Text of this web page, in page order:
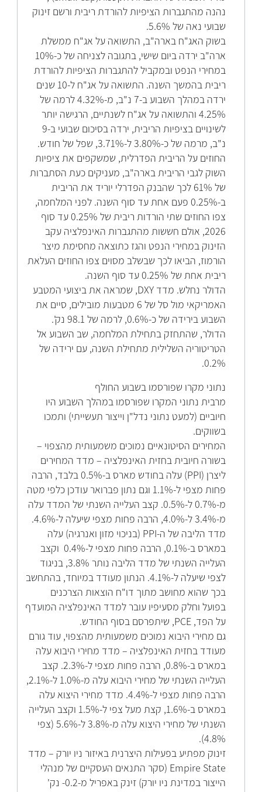
נהנה מהתגברות הציפיות להורדת ריבית ורשם זינוק
שבועי נאה של 5.6%.
בשוק האג"ח בארה"ב, התשואה על אג"ח ממשלת
ארה"ב ירדה ביום שישי, בתגובה לצניחה של כ-10%
במחירי הנפט ובמקביל להתגברות הציפיות להורדת
ריבית בהמשך השנה. התשואה על אג"ח ל-10 שנים
ירדה במהלך השבוע ב-7 נ"ב, מ-4.32% לרמה של
4.25% והתשואה על אג"ח לשנתיים, הרגישה יותר
לשינויים בציפיות הריבית, ירדה בסיכום שבועי ב-9
נ"ב, מרמה של כ-3.80% ל-3.71%, שפל של חודש.
החוזים על הריבית הפדרלית, שמשקפים את ציפיות
השוק לגבי הריבית בארה"ב, מעניקים כעת הסתברות
של 61% לכך שהבנק הפדרלי יוריד את הריבית
ב-0.25% פעם אחת עד סוף השנה. לפני המלחמה,
צפו החוזים שתי הורדות ריבית של 0.25% עד סוף
2026, אולם חששות מהתגברות האינפלציה עקב
הזינוק במחירי הנפט והגז כתוצאה מחסימת מיצר
הורמוז, הביאו לכך שבשלב מסוים צפו החוזים העלאת
ריבית אחת של 0.25% עד סוף השנה.
הדולר נחלש. מדד DXY, שמראה את ביצועי המטבע
האמריקאי מול סל של 6 מטבעות מובילים, סיים את
השבוע בירידה של כ-0.6%, לרמה של 98.1 נק'.
הדולר, שהתחזק בתחילת המלחמה, שב השבוע אל
הטריטוריה השלילית מתחילת השנה, עם ירידה של
0.2%.
נתוני מקרו שפורסמו בשבוע החולף
מרבית נתוני המקרו שפורסמו במהלך השבוע היו
חיוביים (למעט נתוני נדל"ן וייצור תעשייתי) ותמכו
בשווקים.
המחירים הסיטונאיים נמוכים משמעותית מהצפוי –
בשורה חיובית בחזית האינפלציה – מדד המחירים
ליצרן (PPI) עלה בחודש מארס ב-0.5% בלבד, הרבה
פחות מצפי ל-1.1% וגם נתון פברואר עודכן כלפי מטה
מ-0.7% ל-0.5%. קצב העלייה השנתי של המדד עלה
מ-3.4% ל-4.0%, הרבה פחות מצפי שיעלה ל-4.6%.
מדד הליבה של ה-PPI (בניכוי מזון ואנרגיה) עלה
במארס ב-0.1%, הרבה פחות מצפי ל-0.4% וקצב
העלייה השנתי של מדד הליבה נותר 3.8%, בניגוד
לצפי שיעלה ל-4.1%. הנתון מעודד במיוחד, בהתחשב
בכך שהוא מחושב מתוך דו"ח הוצאות הצרכנים
בפועל וחלק מסעיפיו עובר למדד האינפלציה המועדף
על הפד, PCE, שיתפרסם בסוף החודש.
גם מחירי היבוא נמוכים משמעותית מהצפוי, עוד גורם
מעודד בחזית האינפלציה – מדד מחירי היבוא עלה
במארס ב-0.8%, הרבה פחות מצפי ל-2.3%. קצב
העלייה השנתי של מחירי היבוא עלה מ-1.0% ל-2.1%,
הרבה פחות מצפי ל-4.4%. מדד מחירי היצוא עלה
במארס ב-1.6%, קצת מעל צפי ל-1.5% וקצב העלייה
השנתי של מחירי היצוא עלה מ-3.8% ל-5.6% (צפי
4.8%).
זינוק מפתיע בפעילות היצרנית באיזור ניו יורק – מדד
Empire State (סקר התנאים העסקיים של מנהלי
הייצור במדינת ניו יורק) זינק באפריל מ-0.2- נק'